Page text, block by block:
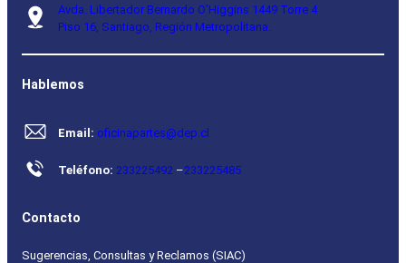
Avda. Libertador Bernardo O’Higgins 1449 Torre 4
Piso 16, Santiago, Región Metropolitana.
Hablemos
Email: oficinapartes@dep.cl
Teléfono: 233225492 –233225485
Contacto
Sugerencias, Consultas y Reclamos (SIAC)